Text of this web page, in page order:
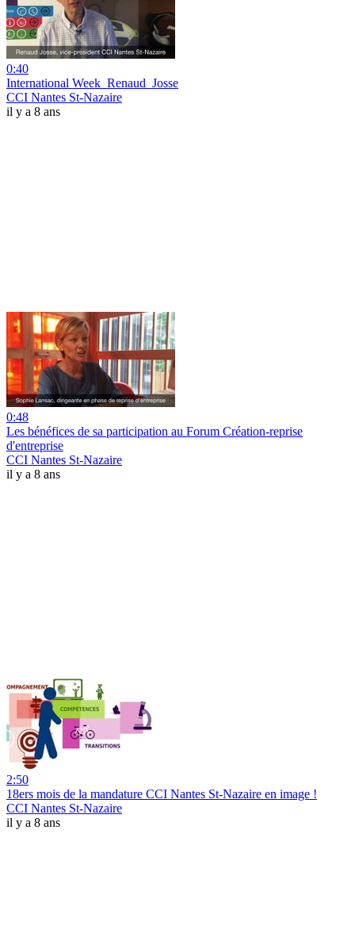
0:40
International Week_Renaud_Josse
CCI Nantes St-Nazaire
il y a 8 ans
0:48
Les bénéfices de sa participation au Forum Création-reprise
d'entreprise
CCI Nantes St-Nazaire
il y a 8 ans
2:50
18ers mois de la mandature CCI Nantes St-Nazaire en image !
CCI Nantes St-Nazaire
il y a 8 ans